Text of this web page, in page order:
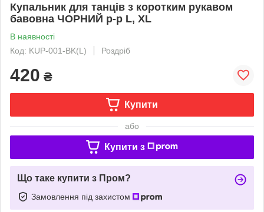
Купальник для танців з коротким рукавом
бавовна ЧОРНИЙ p-p L, XL
В наявності
Код: KUP-001-BK(L)
Роздріб
420 ₴
Купити
або
Купити з
Що таке купити з Пром?
Замовлення під захистом